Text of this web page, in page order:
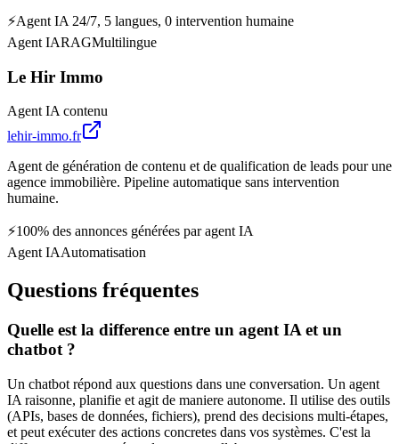
⚡Agent IA 24/7, 5 langues, 0 intervention humaine
Agent IARAGMultilingue
Le Hir Immo
Agent IA contenu
lehir-immo.fr
Agent de génération de contenu et de qualification de leads pour une
agence immobilière. Pipeline automatique sans intervention
humaine.
⚡100% des annonces générées par agent IA
Agent IAAutomatisation
Questions fréquentes
Quelle est la difference entre un agent IA et un
chatbot ?
Un chatbot répond aux questions dans une conversation. Un agent
IA raisonne, planifie et agit de maniere autonome. Il utilise des outils
(APIs, bases de données, fichiers), prend des decisions multi-étapes,
et peut exécuter des actions concretes dans vos systèmes. C'est la